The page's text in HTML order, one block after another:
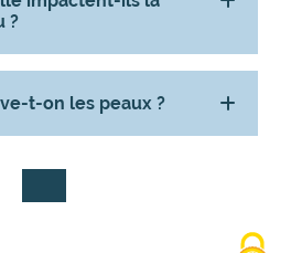
?
t-on les peaux ?